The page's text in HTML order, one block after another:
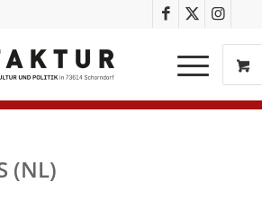
(NL)